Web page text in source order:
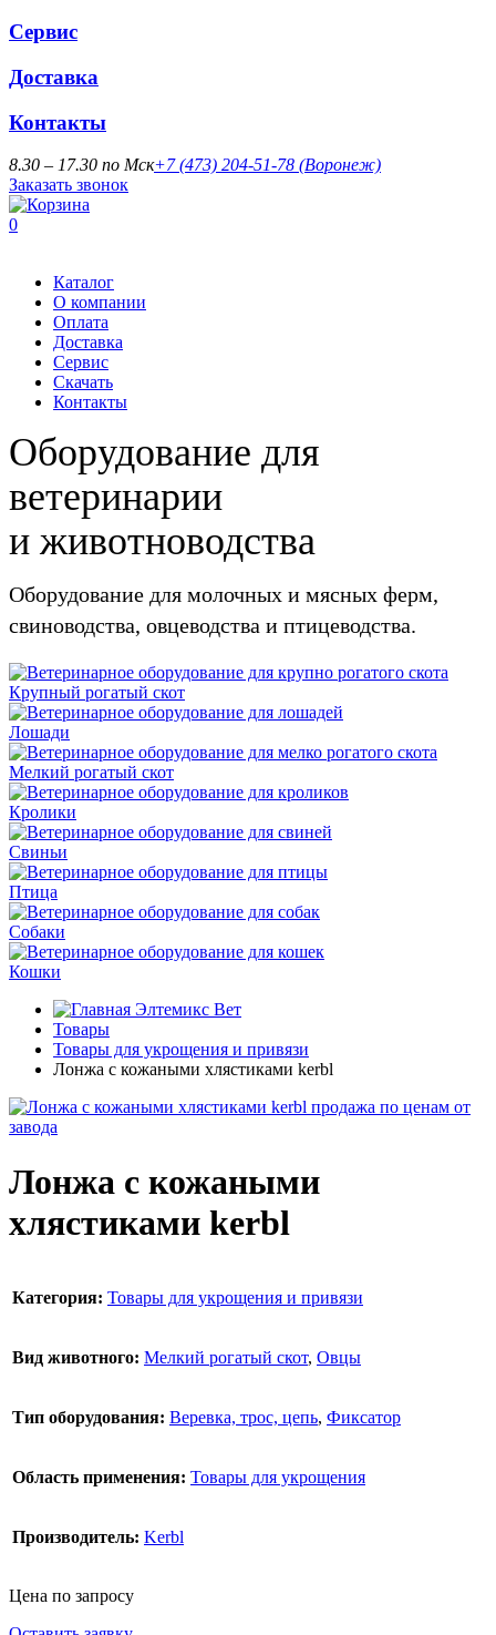
Сервис
Доставка
Контакты
8.30 – 17.30 по Мск+7 (473) 204-51-78 (Воронеж)
Заказать звонок
0
Каталог
О компании
Оплата
Доставка
Сервис
Скачать
Контакты
Оборудование для
ветеринарии
и животноводства
Оборудование для молочных и мясных ферм,
свиноводства, овцеводства и птицеводства.
Крупный рогатый скот
Лошади
Мелкий рогатый скот
Кролики
Свиньи
Птица
Собаки
Кошки
Элтемикс Вет
Товары
Товары для укрощения и привязи
Лонжа с кожаными хлястиками kerbl
Лонжа с кожаными
хлястиками kerbl
Категория: Товары для укрощения и привязи
Вид животного: Мелкий рогатый скот, Овцы
Тип оборудования: Веревка, трос, цепь, Фиксатор
Область применения: Товары для укрощения
Производитель: Kerbl
Цена по запросу